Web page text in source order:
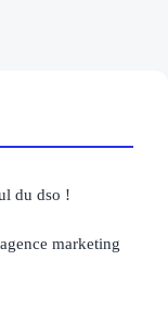
du dso !
marketing